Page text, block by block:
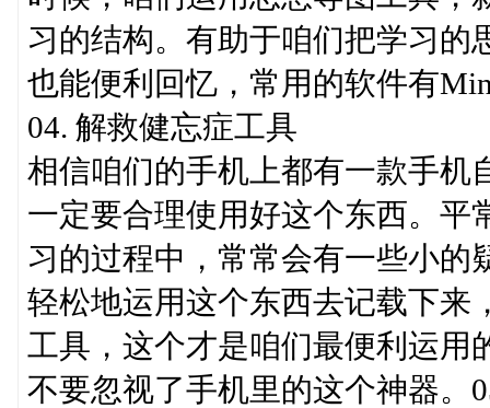
习的结构。有助于咱们把学习的
也能便利回忆，常用的软件有
04. 解救健忘症工具
相信咱们的手机上都有一款手机
一定要合理使用好这个东西。平
习的过程中，常常会有一些小的
轻松地运用这个东西去记载下来
工具，这个才是咱们最便利运用
不要忽视了手机里的这个神器。